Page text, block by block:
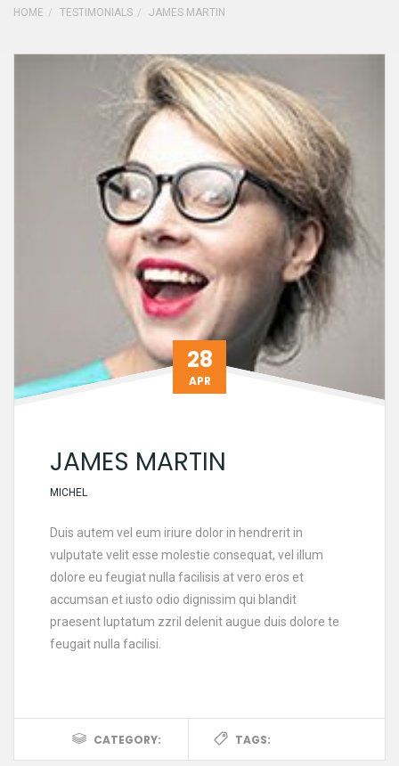
HOME TESTIMONIALS JAMES MARTIN
28
APR
JAMES MARTIN
MICHEL
Duis autem vel eum iriure dolor in hendrerit in
vulputate velit esse molestie consequat, vel illum
dolore eu feugiat nulla facilisis at vero eros et
accumsan et iusto odio dignissim qui blandit
praesent luptatum zzril delenit augue duis dolore te
feugait nulla facilisi.
CATEGORY: TAGS: